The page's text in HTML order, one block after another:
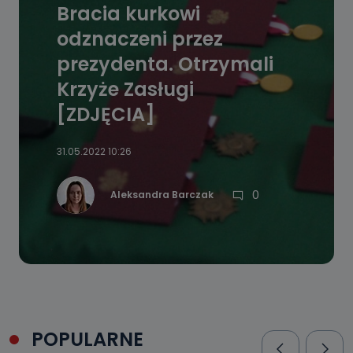
Bracia kurkowi
odznaczeni przez
prezydenta. Otrzymali
Krzyże Zasługi
[ZDJĘCIA]
31.05.2022 10:26
Aleksandra Barczak 0
POPULARNE